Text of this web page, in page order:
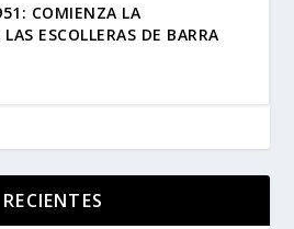
COMIENZA LA
ESCOLLERAS DE BARRA